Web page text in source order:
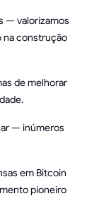
— valorizamos
na construção
de melhorar
— inúmeros
em Bitcoin
pioneiro